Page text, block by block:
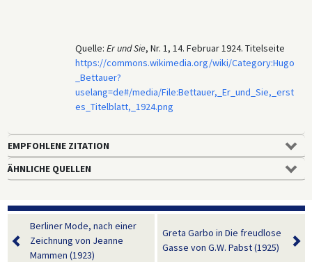
Quelle:Er und Sie, Nr. 1, 14. Februar 1924. Titelseite
https://commons.wikimedia.org/wiki/Category:Hugo
_Bettauer?
uselang=de#/media/File:Bettauer,_Er_und_Sie,_erst
es_Titelblatt,_1924.png
EMPFOHLENE ZITATION
ÄHNLICHE QUELLEN
Berliner Mode, nach einer
Zeichnung von Jeanne
Mammen (1923)
Greta Garbo in Die freudlose
Gasse von G.W. Pabst (1925)